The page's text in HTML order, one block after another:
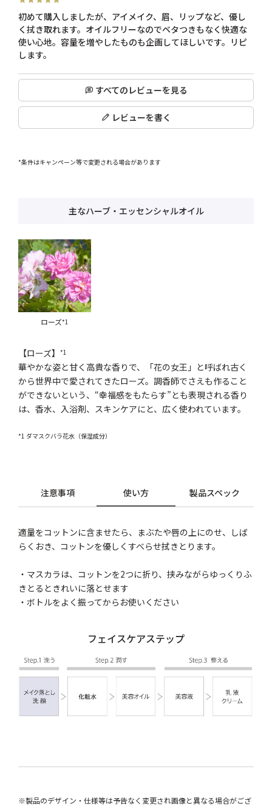
初めて購入しましたが、アイメイク、眉、リップなど、優し
く拭き取れます。オイルフリーなのでベタつきもなく快適な
使い心地。容量を増やしたものも企画してほしいです。リピ
します。
すべてのレビューを見る
レビューを書く
*条件はキャンペーン等で変更される場合があります
主なハーブ・エッセンシャルオイル
ローズ*1
【ローズ】*1
華やかな姿と甘く高貴な香りで、「花の女王」と呼ばれ古く
から世界中で愛されてきたローズ。調香師でさえも作ること
ができないという、“幸福感をもたらす”とも表現される香り
は、香水、入浴剤、スキンケアにと、広く使われています。
*1 ダマスクバラ花水（保湿成分）
注意事項 使い方 製品スペック
適量をコットンに含ませたら、まぶたや唇の上にのせ、しば
らくおき、コットンを優しくすべらせ拭きとります。
・マスカラは、コットンを2つに折り、挟みながらゆっくりふ
きとるときれいに落とせます
・ボトルをよく振ってからお使いください
フェイスケアステップ
※製品のデザイン・仕様等は予告なく変更され画像と異なる場合がござ